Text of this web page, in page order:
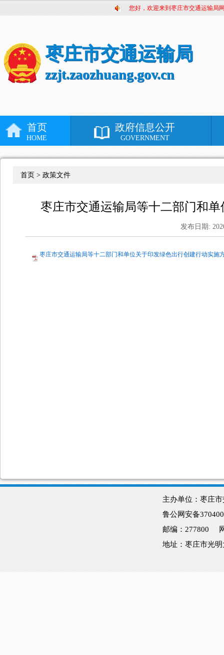
您好，欢迎来到枣庄市交通运输局
枣庄市交通运输局
zzjt.zaozhuang.gov.cn
首页
HOME
政府信息公开
GOVERNMENT
首页 > 政策文件
枣庄市交通运输局等十二部门和
发布日期:
枣庄市交通运输局等十二部门和单位关于印发绿色出行创建行动实施
主办单位：枣庄
鲁公网安备
邮编：277800
地址：枣庄市光